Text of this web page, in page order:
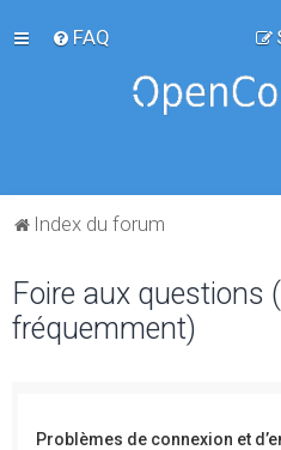
FAQ
Index du forum
Foire aux questions
fréquemment)
Problèmes de connexion et